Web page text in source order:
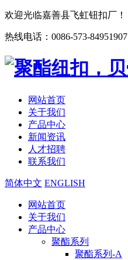
欢迎光临嘉善县飞虹钮扣厂！
热线电话：0086-573-84951907
网站首页
关于我们
产品中心
新闻资讯
人才招聘
联系我们
简体中文 ENGLISH
网站首页
关于我们
产品中心
聚酯系列
聚酯系列-A